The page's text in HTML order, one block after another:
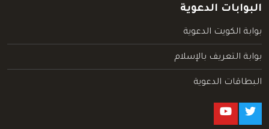
البوابات الدعوية
بوابة الكويت الدعوية
بوابة التعريف بالإسلام
البطاقات الدعوية